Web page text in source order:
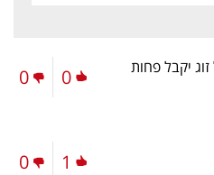
יקבל פחות 0
0
1
0